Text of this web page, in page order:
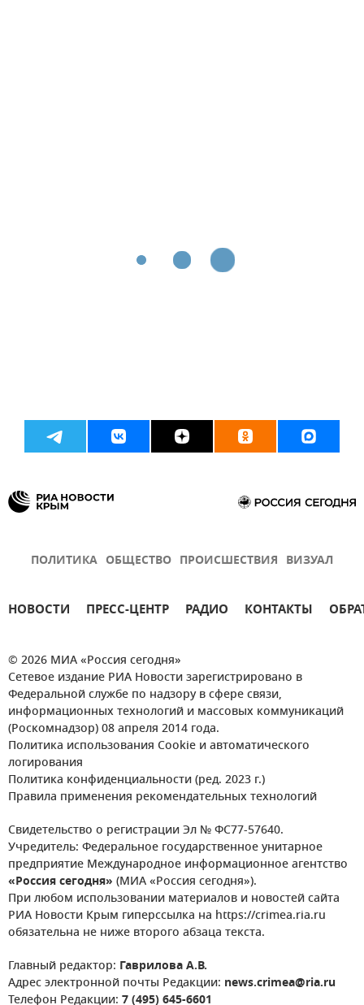
ПОЛИТИКА ОБЩЕСТВО ПРОИСШЕСТВИЯ ВИЗУАЛ
НОВОСТИ ПРЕСС-ЦЕНТР РАДИО КОНТАКТЫ
© 2026 МИА «Россия сегодня»
Сетевое издание РИА Новости зарегистрировано в
Федеральной службе по надзору в сфере связи,
информационных технологий и массовых коммуникаций
(Роскомнадзор) 08 апреля 2014 года.
Политика использования Cookie и автоматического
логирования
Политика конфиденциальности (ред. 2023 г.)
Правила применения рекомендательных технологий
Свидетельство о регистрации Эл № ФС77-57640.
Учредитель: Федеральное государственное унитарное
предприятие Международное информационное агентство
«Россия сегодня» (МИА «Россия сегодня»).
При любом использовании материалов и новостей сайта
РИА Новости Крым гиперссылка на https://crimea.ria.ru
обязательна не ниже второго абзаца текста.
Главный редактор: Гаврилова А.В.
Адрес электронной почты Редакции: news.crimea@ria.ru
Телефон Редакции: 7 (495) 645-6601